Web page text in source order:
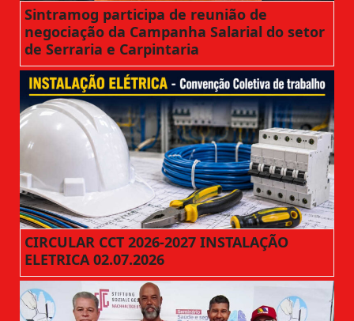
Sintramog participa de reunião de
negociação da Campanha Salarial do setor
de Serraria e Carpintaria
CIRCULAR CCT 2026-2027 INSTALAÇÃO
ELETRICA 02.07.2026